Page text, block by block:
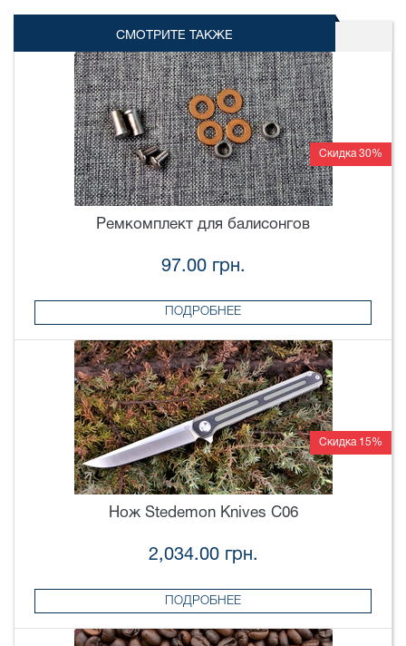
СМОТРИТЕ ТАКЖЕ
Скидка 30%
Ремкомплект для балисонгов
97.00 грн.
ПОДРОБНЕЕ
Скидка 15%
Нож Stedemon Knives C06
2,034.00 грн.
ПОДРОБНЕЕ